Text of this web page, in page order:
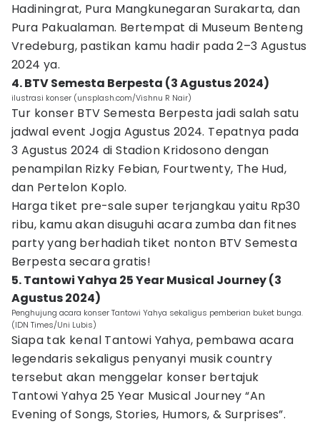
Hadiningrat, Pura Mangkunegaran Surakarta, dan
Pura Pakualaman. Bertempat di Museum Benteng
Vredeburg, pastikan kamu hadir pada 2–3 Agustus
2024 ya.
4. BTV Semesta Berpesta (3 Agustus 2024)
ilustrasi konser (unsplash.com/Vishnu R Nair)
Tur konser BTV Semesta Berpesta jadi salah satu
jadwal event Jogja Agustus 2024. Tepatnya pada
3 Agustus 2024 di Stadion Kridosono dengan
penampilan Rizky Febian, Fourtwenty, The Hud,
dan Pertelon Koplo.
Harga tiket pre-sale super terjangkau yaitu Rp30
ribu, kamu akan disuguhi acara zumba dan fitnes
party yang berhadiah tiket nonton BTV Semesta
Berpesta secara gratis!
5. Tantowi Yahya 25 Year Musical Journey (3
Agustus 2024)
Penghujung acara konser Tantowi Yahya sekaligus pemberian buket bunga.
(IDN Times/Uni Lubis)
Siapa tak kenal Tantowi Yahya, pembawa acara
legendaris sekaligus penyanyi musik country
tersebut akan menggelar konser bertajuk
Tantowi Yahya 25 Year Musical Journey “An
Evening of Songs, Stories, Humors, & Surprises”.